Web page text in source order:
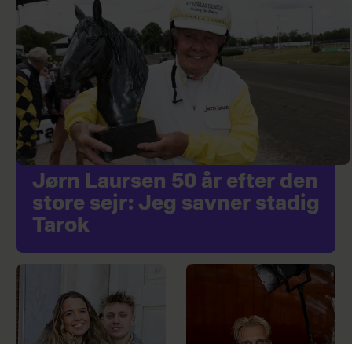
Jørn Laursen 50 år efter den
store sejr: Jeg savner stadig
Tarok